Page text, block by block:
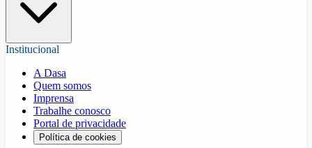
Institucional
A Dasa
Quem somos
Imprensa
Trabalhe conosco
Portal de privacidade
Política de cookies